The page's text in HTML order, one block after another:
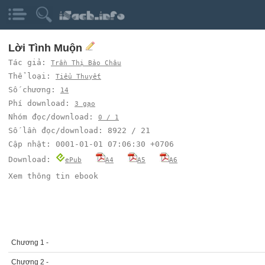
Lời Tình Muộn
Tác giả: Trần Thị Bảo Châu
Thể loại: Tiểu Thuyết
Số chương: 14
Phí download: 3 gạo
Nhóm đọc/download: 0 / 1
Số lần đọc/download: 8922 / 21
Cập nhật: 0001-01-01 07:06:30 +0706
Download:
ePub A4 A5 A6
Xem thông tin ebook
Chương 1 -
Chương 2 -